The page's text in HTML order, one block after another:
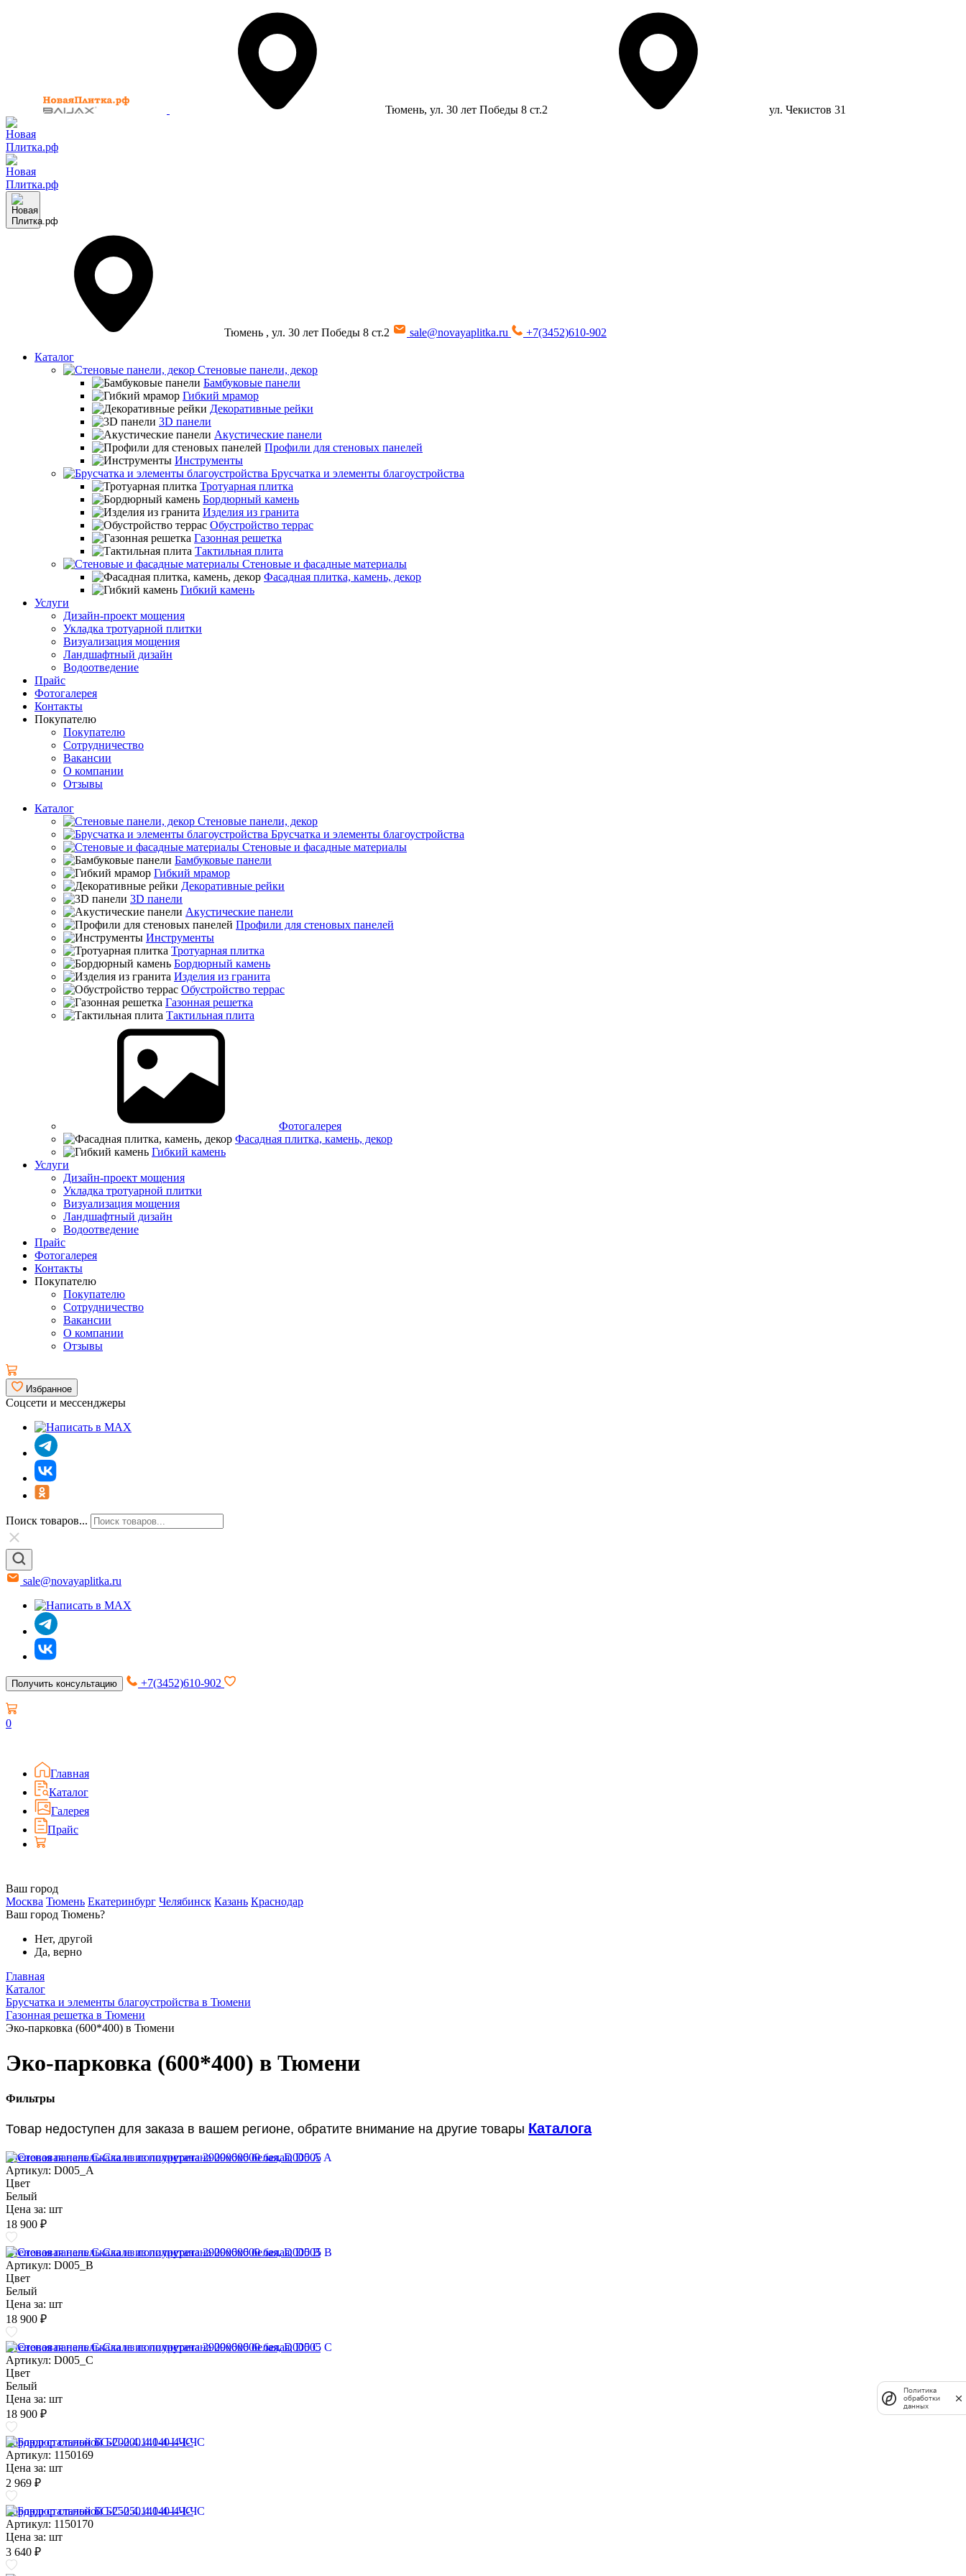
Тюмень, ул. 30 лет Победы 8 ст.2 ул. Чекистов 31
Тюмень , ул. 30 лет Победы 8 ст.2 sale@novayaplitka.ru
+7(3452)610-902
Каталог
Стеновые панели, декор
Бамбуковые панели
Гибкий мрамор
Декоративные рейки
3D панели
Акустические панели
Профили для стеновых панелей
Инструменты
Брусчатка и элементы благоустройства
Тротуарная плитка
Бордюрный камень
Изделия из гранита
Обустройство террас
Газонная решетка
Тактильная плита
Стеновые и фасадные материалы
Фасадная плитка, камень, декор
Гибкий камень
Услуги
Дизайн-проект мощения
Укладка тротуарной плитки
Визуализация мощения
Ландшафтный дизайн
Водоотведение
Прайс
Фотогалерея
Контакты
Покупателю
Покупателю
Сотрудничество
Вакансии
О компании
Отзывы
Каталог
Стеновые панели, декор
Брусчатка и элементы благоустройства
Стеновые и фасадные материалы
Бамбуковые панели
Гибкий мрамор
Декоративные рейки
3D панели
Акустические панели
Профили для стеновых панелей
Инструменты
Тротуарная плитка
Бордюрный камень
Изделия из гранита
Обустройство террас
Газонная решетка
Тактильная плита
Фотогалерея
Фасадная плитка, камень, декор
Гибкий камень
Услуги
Дизайн-проект мощения
Укладка тротуарной плитки
Визуализация мощения
Ландшафтный дизайн
Водоотведение
Прайс
Фотогалерея
Контакты
Покупателю
Покупателю
Сотрудничество
Вакансии
О компании
Отзывы
Избранное
Соцсети и мессенджеры
Поиск товаров...
sale@novayaplitka.ru
Получить консультацию +7(3452)610-902
0
Главная
Каталог
Галерея
Прайс
Ваш город
Москва Тюмень Екатеринбург Челябинск Казань Краснодар
Ваш город Тюмень?
Нет, другой
Да, верно
Главная
Каталог
Брусчатка и элементы благоустройства в Тюмени
Газонная решетка в Тюмени
Эко-парковка (600*400) в Тюмени
Эко-парковка (600*400) в Тюмени
Фильтры
Товар недоступен для заказа в вашем регионе, обратите внимание на другие товары Каталога
Стеновая панель Скала из полиуретана 2900х600 белая, D005 A
Артикул: D005_A
Цвет
Белый
Цена за: шт
18 900 ₽
Стеновая панель Скала из полиуретана 2900х600 белая, D005 B
Артикул: D005_B
Цвет
Белый
Цена за: шт
18 900 ₽
Стеновая панель Скала из полиуретана 2900х600 белая, D005 C
Артикул: D005_C
Цвет
Белый
Цена за: шт
18 900 ₽
Бордюр стальной БС-200.4.140-4-I-ЧС
Артикул: 1150169
Цена за: шт
2 969 ₽
Бордюр стальной БС-250.4.140-4-I-ЧС
Артикул: 1150170
Цена за: шт
3 640 ₽
Политика
обработки
данных